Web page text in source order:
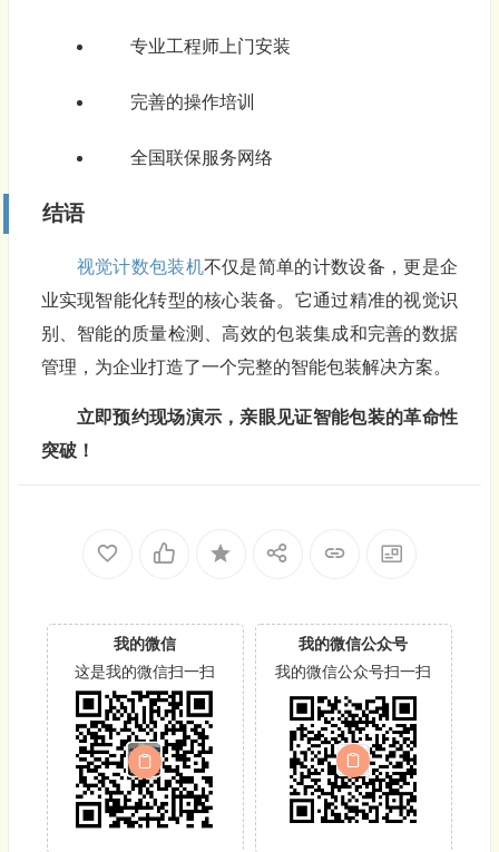
专业工程师上门安装
完善的操作培训
全国联保服务网络
结语
视觉计数包装机不仅是简单的计数设备，更是企
业实现智能化转型的核心装备。它通过精准的视觉识
别、智能的质量检测、高效的包装集成和完善的数据
管理，为企业打造了一个完整的智能包装解决方案。
立即预约现场演示，亲眼见证智能包装的革命性
突破！
我的微信
这是我的微信扫一扫
我的微信公众号
我的微信公众号扫一扫